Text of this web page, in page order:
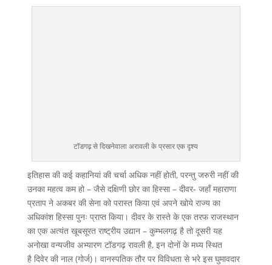
टॉडगढ़ से दिखनेवाला अरावली के प्रसार एक दृश्य
इतिहास की कई कहानियां की चर्चा अधिक नहीं होती, परन्तु जरुरी नहीं की
उनका महत्व कम हो – जैसे दक्षिणी छोर का हिस्सा – दीवर- जहाँ महाराणा
प्रताप ने अकबर की सेना को परास्त किया एवं अपने खोये राज्य का
अधिकांश हिस्सा पुनः प्राप्त किया। दीवर के रास्ते के एक तरफ राजस्थान
का एक अत्यंत खूबसूरत राष्ट्रीय उद्यान – कुम्भलगढ़ है तो दूसरी यह
अनोखा वन्यजीव अभ्यारण टॉडगढ़ रावली है, इन दोनों के मध्य स्थित
है दिवेर की नाल (गोर्ज)। वानस्पतिक तौर पर विविधता से भरे इस घुमावदार